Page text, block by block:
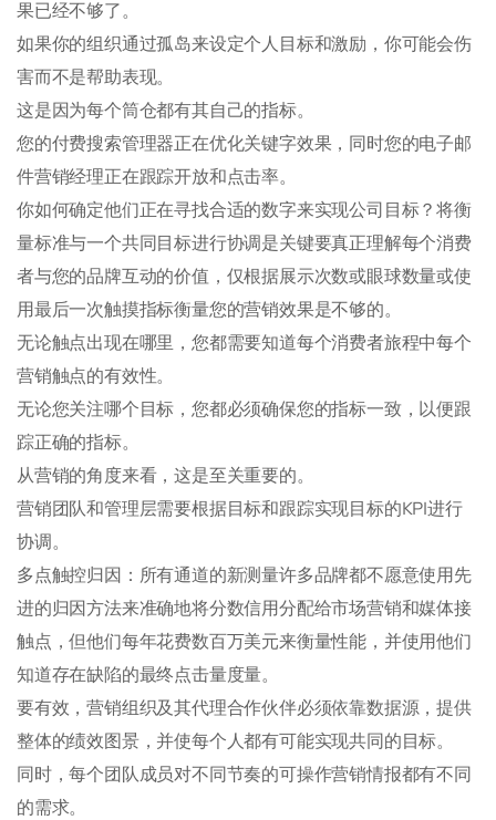
果已经不够了。
如果你的组织通过孤岛来设定个人目标和激励，你可能会伤
害而不是帮助表现。
这是因为每个筒仓都有其自己的指标。
您的付费搜索管理器正在优化关键字效果，同时您的电子邮
件营销经理正在跟踪开放和点击率。
你如何确定他们正在寻找合适的数字来实现公司目标？将衡
量标准与一个共同目标进行协调是关键要真正理解每个消费
者与您的品牌互动的价值，仅根据展示次数或眼球数量或使
用最后一次触摸指标衡量您的营销效果是不够的。
无论触点出现在哪里，您都需要知道每个消费者旅程中每个
营销触点的有效性。
无论您关注哪个目标，您都必须确保您的指标一致，以便跟
踪正确的指标。
从营销的角度来看，这是至关重要的。
营销团队和管理层需要根据目标和跟踪实现目标的KPI进行
协调。
多点触控归因：所有通道的新测量许多品牌都不愿意使用先
进的归因方法来准确地将分数信用分配给市场营销和媒体接
触点，但他们每年花费数百万美元来衡量性能，并使用他们
知道存在缺陷的最终点击量度量。
要有效，营销组织及其代理合作伙伴必须依靠数据源，提供
整体的绩效图景，并使每个人都有可能实现共同的目标。
同时，每个团队成员对不同节奏的可操作营销情报都有不同
的需求。